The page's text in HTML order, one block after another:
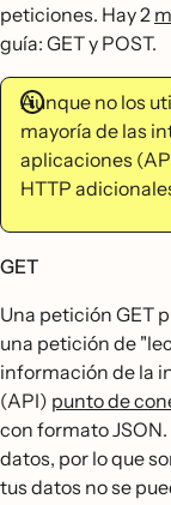
peticiones. Hay 2
guía: GET y POST.
Aunque no los
mayoría de las
aplicaciones
HTTP
GET
Una petición GET
una petición de
información de la
(API) punto de
con formato
datos, por lo que
tus datos no se